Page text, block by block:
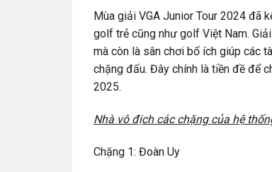
Mùa giải VGA Junior Tour 2024 đã
golf trẻ cũng như golf Việt Nam.
mà còn là sân chơi bổ ích giúp các
chặng đấu. Đây chính là tiền đề để
2025.
Nhà vô địch các chặng của hệ
Chặng 1: Đoàn Uy